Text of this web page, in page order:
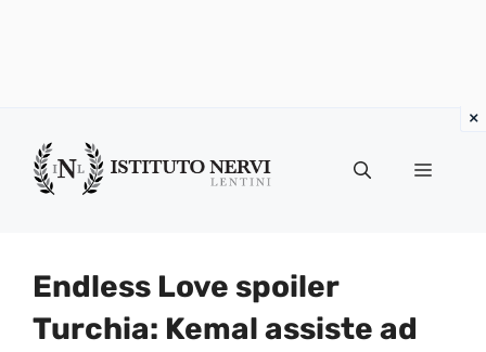
contenuto
Menu
Endless Love spoiler
Turchia: Kemal assiste ad